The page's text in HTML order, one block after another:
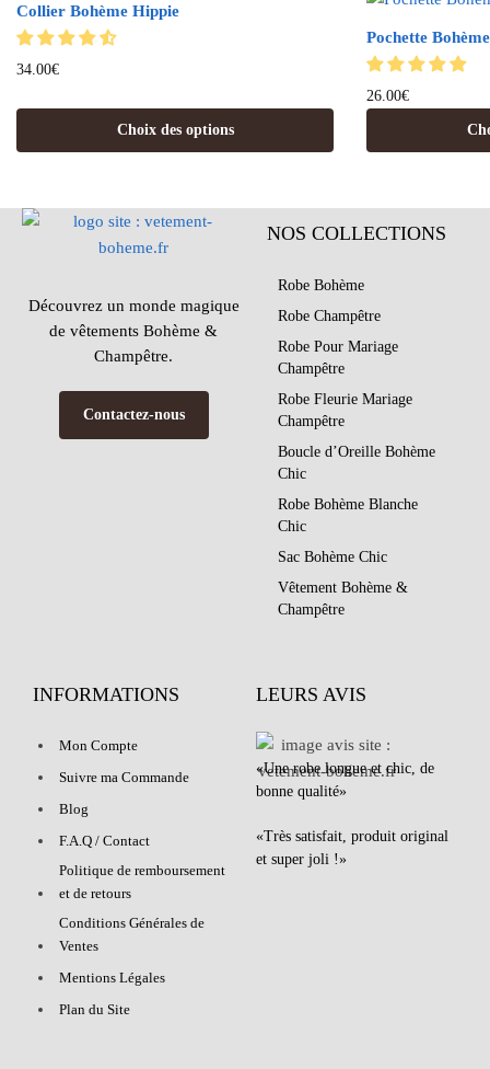
Collier Bohème Hippie
34.00€
Choix des options
Pochette
26.00€
Découvrez un monde magique
de vêtements Bohème &
Champêtre.
Contactez-nous
NOS COLLECTIONS
Robe Bohème
Robe Champêtre
Robe Pour Mariage
Champêtre
Robe Fleurie Mariage
Champêtre
Boucle d’Oreille Bohème
Chic
Robe Bohème Blanche
Chic
Sac Bohème Chic
Vêtement Bohème &
Champêtre
INFORMATIONS
Mon Compte
Suivre ma Commande
Blog
F.A.Q / Contact
Politique de remboursement
et de retours
Conditions Générales de
Ventes
Mentions Légales
Plan du Site
LEURS AVIS
«Une robe longue et chic, de
bonne qualité»
«Très satisfait, produit original
et super joli !»